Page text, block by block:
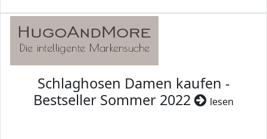
Schlaghosen Damen kaufen -
Bestseller Sommer 2022
lesen